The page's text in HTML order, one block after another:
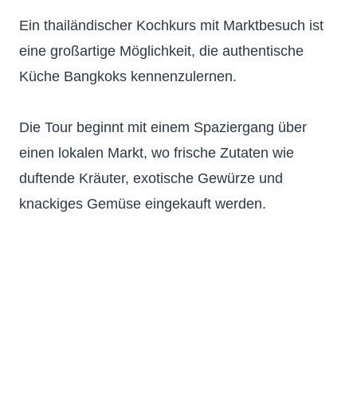
Ein thailändischer Kochkurs mit Marktbesuch ist
eine großartige Möglichkeit, die authentische
Küche Bangkoks kennenzulernen.
Die Tour beginnt mit einem Spaziergang über
einen lokalen Markt, wo frische Zutaten wie
duftende Kräuter, exotische Gewürze und
knackiges Gemüse eingekauft werden.